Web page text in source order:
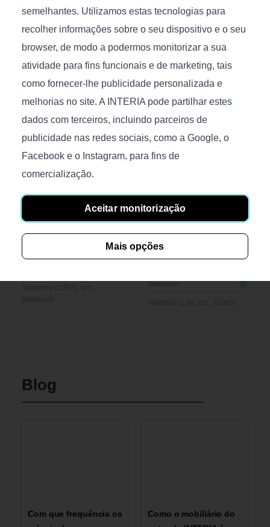
259
Tamanho (C/P/A), cm.:
60x60x35
703
Tamanho (C/P/A), cm.:
100x100x38
Echo-I
Disponível
Blog
Com que frequência os
Como o mobiliário do
semelhantes. Utilizamos estas tecnologias para
recolher informações sobre o seu dispositivo e o seu
browser, de modo a podermos monitorizar a sua
atividade para fins funcionais e de marketing, tais
como fornecer-lhe publicidade personalizada e
melhorias no site. A INTERIA pode partilhar estes
dados com terceiros, incluindo parceiros de
publicidade nas redes sociais, como a Google, o
Facebook e o Instagram, para fins de
comercialização.
Aceitar monitorização
Mais opções